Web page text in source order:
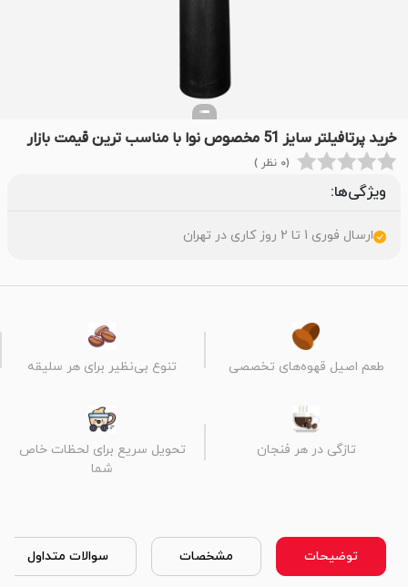
خرید پرتافیلتر سایز 51 مخصوص نوا با مناسب ترین قیمت بازار
(0 نظر )
ویژگی‌ها:
ارسال فوری 1 تا 2 روز کاری در تهران
طعم اصیل قهوه‌های تخصصی تنوع بی‌نظیر برای هر سلیقه
تازگی در هر فنجان
تحویل سریع برای لحظات خاص
شما
توضیحات مشخصات سوالات متداول